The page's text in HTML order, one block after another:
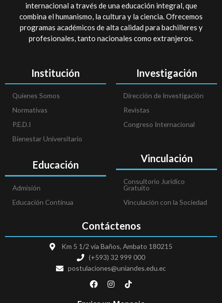
internacional a través de una educación integral, que
combina el humanismo, la cultura y la ciencia. Ofrecemos
programas académicos de alta calidad para bachilleres y
profesionales, tanto nacionales como extranjeros.
Institución
Quienes Somos
Normativas
P.E.D.I
Bienestar Universitario
Educación
Admisión
Educación Continua
Investigación
Dirección de Investigación
Revistas
Congreso Internacional
Vinculación
Consultorio Jurídico
Gratuito
Vinculación con la Sociedad
Contáctenos
Km 5 1/2 vía Baños, Ambato 180215
(+593) 32 999 000
postulaciones@uniandes.edu.ec
F
a
I
n
T
i